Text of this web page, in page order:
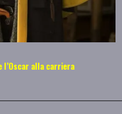
l’Oscar alla carriera